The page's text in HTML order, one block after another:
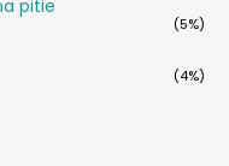
pitie
(5%)
(4%)